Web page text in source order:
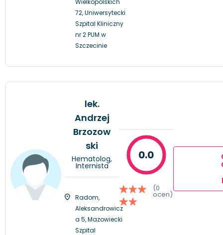
72, Uniwersytecki
Szpital Kliniczny
nr 2 PUM w
Szczecinie
lek.
Andrzej
Brzozow
ski
Hematolog,
Internista
Radom,
Aleksandrowicz
a 5, Mazowiecki
Szpital
0.0
(0
ocen)